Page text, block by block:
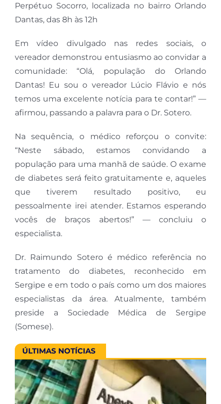
Perpétuo Socorro, localizada no bairro Orlando
Dantas, das 8h às 12h
Em vídeo divulgado nas redes sociais, o
vereador demonstrou entusiasmo ao convidar a
comunidade: “Olá, população do Orlando
Dantas! Eu sou o vereador Lúcio Flávio e nós
temos uma excelente notícia para te contar!” —
afirmou, passando a palavra para o Dr. Sotero.
Na sequência, o médico reforçou o convite:
“Neste sábado, estamos convidando a
população para uma manhã de saúde. O exame
de diabetes será feito gratuitamente e, aqueles
que tiverem resultado positivo, eu
pessoalmente irei atender. Estamos esperando
vocês de braços abertos!” — concluiu o
especialista.
Dr. Raimundo Sotero é médico referência no
tratamento do diabetes, reconhecido em
Sergipe e em todo o país como um dos maiores
especialistas da área. Atualmente, também
preside a Sociedade Médica de Sergipe
(Somese).
ÚLTIMAS NOTÍCIAS